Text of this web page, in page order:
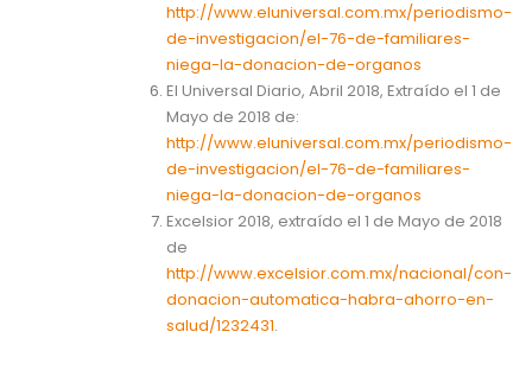
http://www.eluniversal.com.mx/periodismo-
de-investigacion/el-76-de-familiares-
niega-la-donacion-de-organos
El Universal Diario, Abril 2018, Extraído el 1 de
Mayo de 2018 de:
http://www.eluniversal.com.mx/periodismo-
de-investigacion/el-76-de-familiares-
niega-la-donacion-de-organos
Excelsior 2018, extraído el 1 de Mayo de 2018
de
http://www.excelsior.com.mx/nacional/con-
donacion-automatica-habra-ahorro-en-
salud/1232431.